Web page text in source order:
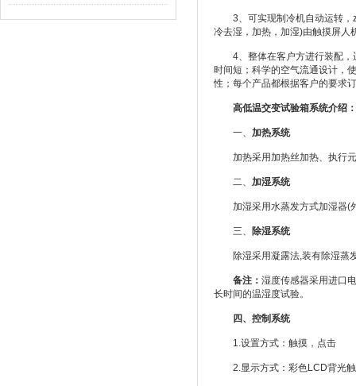
3、可实现制冷机自动运转，
冷去湿，加热，加湿)由触摸屏人
4、整体在客户方进行装配，
时间短；科学的空气流通设计，
性；每个产品都根据客户的要求
高低温交变试验箱系统介绍：
一、 加热系统
加热采用加热丝加热、执行元
二、 加湿系统
加湿采用水蒸发方式加湿器(外
三、 除湿系统
除湿采用凝露法,装有除湿蒸发
备注： 湿度传感器采用进口
长时间的温湿度试验。
四、控制系统
1.设置方式：触摸，点击
2.显示方式：彩色LCD背光触